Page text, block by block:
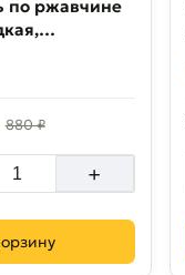
по ржавчине
0,9 кг,
880 ₽
+